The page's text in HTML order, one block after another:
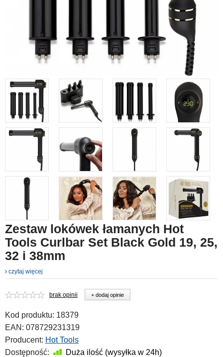
Zestaw lokówek łamanych Hot
Tools Curlbar Set Black Gold 19, 25,
32 i 38mm
czytaj więcej
brak opinii + dodaj opinie
Kod produktu: 18379
EAN: 078729231319
Producent: Hot Tools
Dostępność:
Duża ilość (wysyłka w 24h)